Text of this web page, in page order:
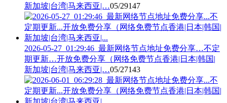
新加坡|台湾|马来西亚|…05/29147
2026-05-27_01:29:46_最新网络节点地址免费分享…不定
期更新…开放免费分享（网络免费节点香港|日本|韩国|
新加坡|台湾|马来西亚|…05/27143